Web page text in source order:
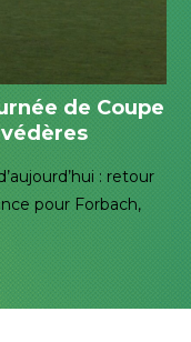
de Coupe
: retour
pour Forbach,